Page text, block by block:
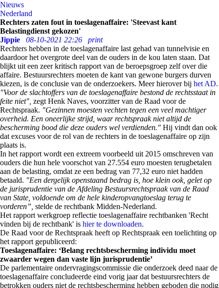
Nieuws
Nederland
Rechters zaten fout in toeslagenaffaire: 'Steevast kant
Belastingdienst gekozen'
Jippie
08-10-2021 22:26
print
Rechters hebben in de toeslagenaffaire last gehad van tunnelvisie en
daardoor het overgrote deel van de ouders in de kou laten staan. Dat
blijkt uit een zeer kritisch rapport van de beroepsgroep zelf over die
affaire. Bestuursrechters moeten de kant van gewone burgers durven
kiezen, is de conclusie van de onderzoekers. Meer hierover bij het AD.
"Voor de slachtoffers van de toeslagenaffaire bestond de rechtsstaat in
feite niet", zegt Henk Naves, voorzitter van de Raad voor de
Rechtspraak. "Gezinnen moesten vechten tegen een veel machtiger
overheid. Een oneerlijke strijd, waar rechtspraak niet altijd de
bescherming bood die deze ouders wel verdienden." Hij vindt dan ook
dat excuses voor de rol van de rechters in de toeslagenaffaire op zijn
plaats is.
In het rapport wordt een extreem voorbeeld uit 2015 omschreven van
ouders die hun hele voorschot van 27.554 euro moesten terugbetalen
aan de belasting, omdat ze een bedrag van 77,32 euro niet hadden
betaald. "Een dergelijk openstaand bedrag is, hoe klein ook, gelet op
de jurisprudentie van de Afdeling Bestuursrechtspraak van de Raad
van State, voldoende om de hele kinderopvangtoeslag terug te
vorderen”, stelde de rechtbank Midden-Nederland.
Het rapport werkgroep reflectie toeslagenaffaire rechtbanken 'Recht
vinden bij de rechtbank' is hier te downloaden.
De Raad voor de Rechtspraak heeft op Rechtspraak een toelichting op
het rapport gepubliceerd:
Toeslagenaffaire: ‘Belang rechtsbescherming individu moet
zwaarder wegen dan vaste lijn jurisprudentie’
De parlementaire ondervragingscommissie die onderzoek deed naar de
toeslagenaffaire concludeerde eind vorig jaar dat bestuursrechters de
betrokken ouders niet de rechtsbescherming hebben geboden die nodig